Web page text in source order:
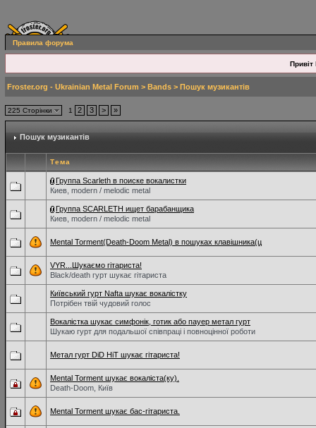
Правила форума
Привіт
Froster.org - Ukrainian Metal Forum > Bands > Пошук музикантів
225 Сторінки 1 2 3 > »
Пошук музикантів
Тема
Группа Scarleth в поиске вокалистки
Киев, modern / melodic metal
Группа SCARLETH ищет барабанщика
Киев, modern / melodic metal
Mental Torment(Death-Doom Metal) в пошуках клавішника(ц
VYR...Шукаємо гітариста!
Black/death гурт шукає гітариста
Київський гурт Nafta шукає вокалістку
Потрібен твій чудовий голос
Вокалістка шукає симфонік, готик або пауер метал гурт
Шукаю гурт для подальшої співпраці і повноцінної роботи
Метал гурт DiD HiT шукає гітариста!
Mental Torment шукає вокаліста(ку).
Death-Doom, Київ
Mental Torment шукає бас-гітариста.